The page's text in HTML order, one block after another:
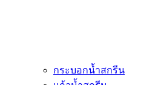
กระบอกน้ำสกรีน